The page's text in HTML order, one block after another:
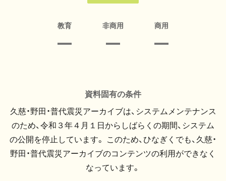
教育 非商用 商用
資料固有の条件
久慈・野田・普代震災アーカイブは、システムメンテナンス
のため、令和３年４月１日からしばらくの期間、システム
の公開を停止しています。 このため、ひなぎくでも、久慈・
野田・普代震災アーカイブのコンテンツの利用ができなく
なっています。